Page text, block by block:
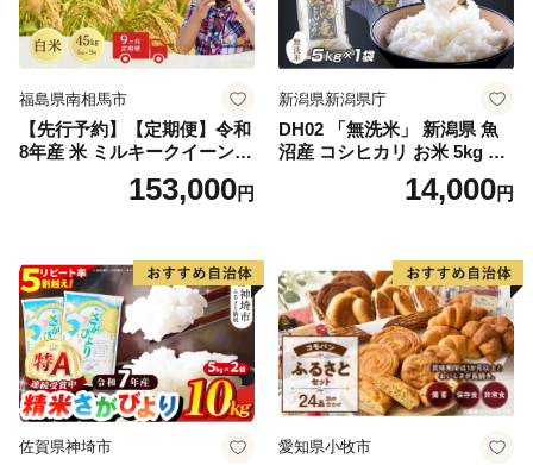
福島県南相馬市
【先行予約】【定期便】令和
8年産 米 ミルキークイーン
白米 45kg (5kg×9回) | ミルキ
ークイーン 米5kg 福島 福島
福島県 南相馬市 cu006-ae
153,000円
新潟県新潟県庁
DH02 「無洗米」 新潟県 魚
沼産 コシヒカリ お米 5kg こ
しひかり 精米 米（お米の美
味しい炊き方ガイド付き）
14,000円
佐賀県神埼市 愛知県小牧市